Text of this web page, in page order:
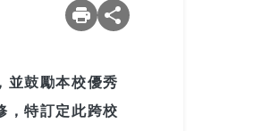
並鼓勵本校優秀
，特訂定此跨校